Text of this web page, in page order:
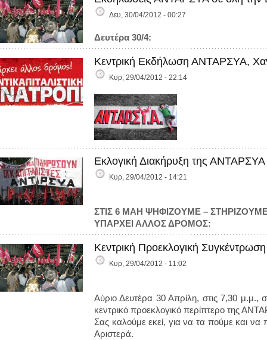
Δευ, 30/04/2012 - 00:27
Δευτέρα 30/4:
Κεντρική Εκδήλωση ΑΝΤΑΡΣΥΑ,
Κυρ, 29/04/2012 - 22:14
Εκλογική Διακήρυξη της ΑΝΤΑΡΣΥΑ
Κυρ, 29/04/2012 - 14:21
ΣΤΙΣ 6 ΜΑΗ ΨΗΦΙΖΟΥΜΕ –
ΥΠΑΡΧΕΙ ΑΛΛΟΣ ΔΡΟΜΟΣ:
Κεντρική Προεκλογική
Κυρ, 29/04/2012 - 11:02
Αύριο Δευτέρα 30 Απρίλη, στις 7,30 μ.μ.,
κεντρικό προεκλογικό περίπτερο της
Σας καλούμε εκεί, για να τα πούμε και
Αριστερά.